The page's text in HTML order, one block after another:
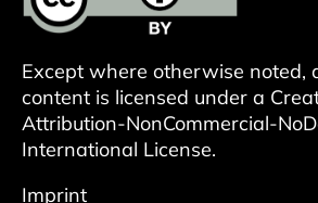
about
submit
Except where otherwise noted,
content is licensed under a
Attribution-NonCommercial-
International License.
Imprint